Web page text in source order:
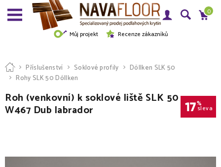
Můj projekt Recenze zákazníků
0
Příslušenství Soklové profily
Döllken SLK 50
Rohy SLK 50 Döllken
Roh (venkovní) k soklové liště SLK 50
W467 Dub labrador 17%
sleva